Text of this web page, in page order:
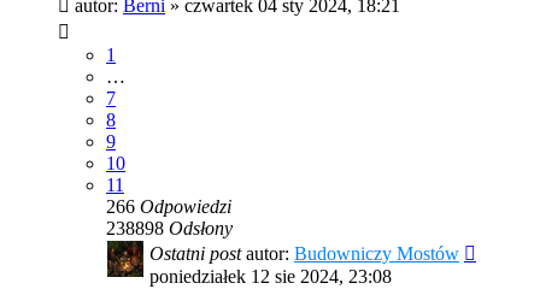
autor: Berni » czwartek 04 sty 2024, 18:21
1
…
7
8
9
10
11
266 Odpowiedzi
238898 Odsłony
Ostatni postautor: Budowniczy Mostów
poniedziałek 12 sie 2024, 23:08